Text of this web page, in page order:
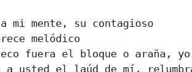
mi mente, su contagioso
melódico
fuera el bloque o araña,
a usted el laúd de mí,